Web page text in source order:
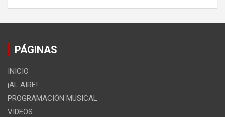
PÁGINAS
INICIO
¡AL AIRE!
PROGRAMACIÓN MUSICAL
VIDEOS